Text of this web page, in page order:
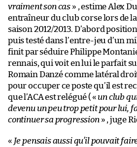
vraiment son cas » , estime Alex
entraîneur du club corse lors de
saison 2012/2013. D’abord
puis testé dans l’entre-jeu d’un
finit par séduire Philippe
rennais, qui voit en lui le parfait
Romain Danzé comme latéral
pour occuper ce poste qu’il est
que l’ACA est relégué ( «un club
devenu un peu trop petit pour lui,
continuer sa progression» , juge
« Je pensais aussi qu’il pouvait